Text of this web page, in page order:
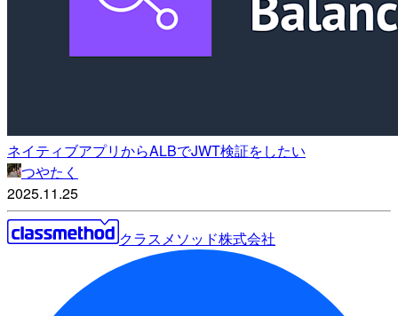
ネイティブアプリからALBでJWT検証をしたい
つやたく
2025.11.25
クラスメソッド株式会社